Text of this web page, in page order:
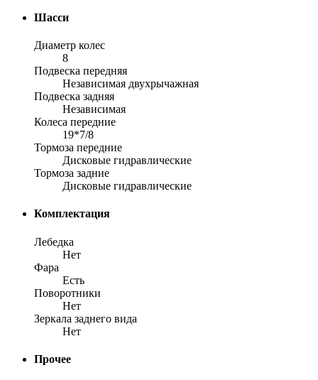
Шасси
Диаметр колес
8
Подвеска передняя
Независимая двухрычажная
Подвеска задняя
Независимая
Колеса передние
19*7/8
Тормоза передние
Дисковые гидравлические
Тормоза задние
Дисковые гидравлические
Комплектация
Лебедка
Нет
Фара
Есть
Поворотники
Нет
Зеркала заднего вида
Нет
Прочее